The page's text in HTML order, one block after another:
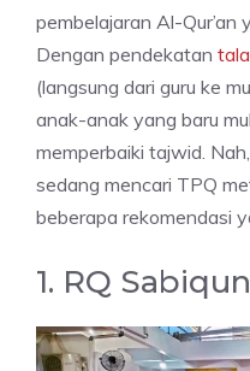
pembelajaran Al-
Dengan pendekatan
(langsung dari guru ke
anak-anak yang baru
memperbaiki tajwid.
sedang mencari TPQ
beberapa rekomendasi
1. RQ